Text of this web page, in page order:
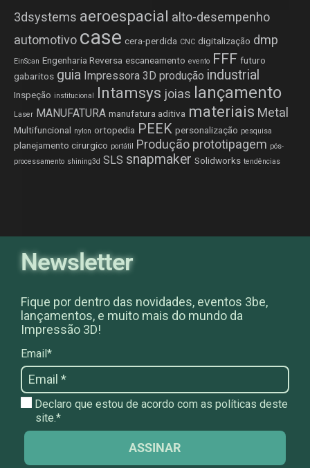
3dsystems aeroespacial alto-desempenho
automotivo case cera-perdida CNC digitalização dmp
EinScan Engenharia Reversa escaneamento evento FFF futuro
gabaritos guia Impressora 3D produção industrial
Inspeção institucional Intamsys joias lançamento
Laser MANUFATURA manufatura aditiva materiais Metal
Multifuncional nylon ortopedia PEEK personalização pesquisa
planejamento cirurgico portátil Produção prototipagem pós-
processamento shining3d SLS snapmaker Solidworks tendências
Newsletter
Fique por dentro das novidades, eventos 3be,
lançamentos, e muito mais do mundo da
Impressão 3D!
Email*
Declaro que estou de acordo com as políticas deste
site.*
ASSINAR